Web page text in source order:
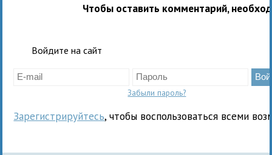
Чтобы оставить комментарий,
Войдите на сайт
Забыли пароль?
Зарегистрируйтесь, чтобы воспользоваться всеми